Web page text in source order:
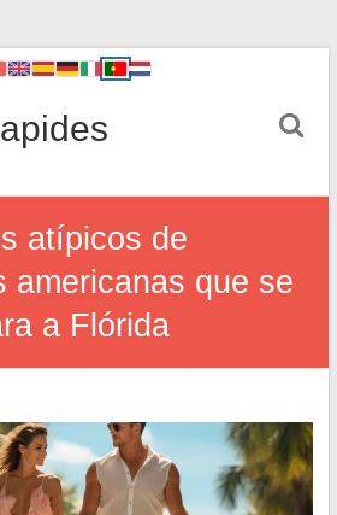
atípicos de
americanas que se
a Flórida